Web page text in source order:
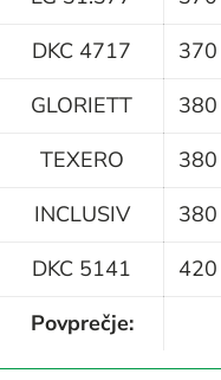
DKC 4717
370
GLORIETT
380
TEXERO
380
INCLUSIV
380
DKC 5141
420
Povprečje: